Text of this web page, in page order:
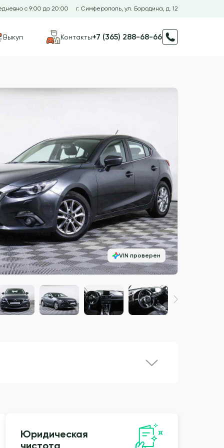
с 9:00 до 20:00 г. Симферополь, ул. Бородина, д. 12
Выкуп Контакты+7 (365) 288-68-66
VIN проверен
Юридическая
чистота